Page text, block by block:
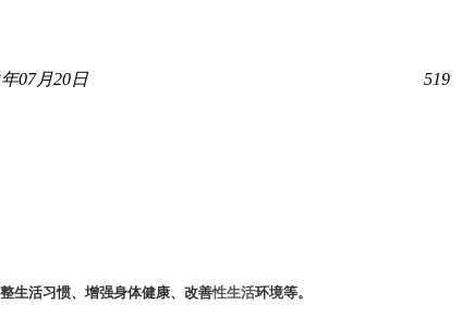
07月20日 519
生活习惯、增强身体健康、改善性生活环境等。